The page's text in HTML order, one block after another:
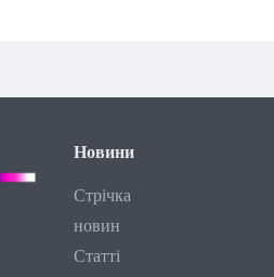
Новини
Стрічка
новин
Статті